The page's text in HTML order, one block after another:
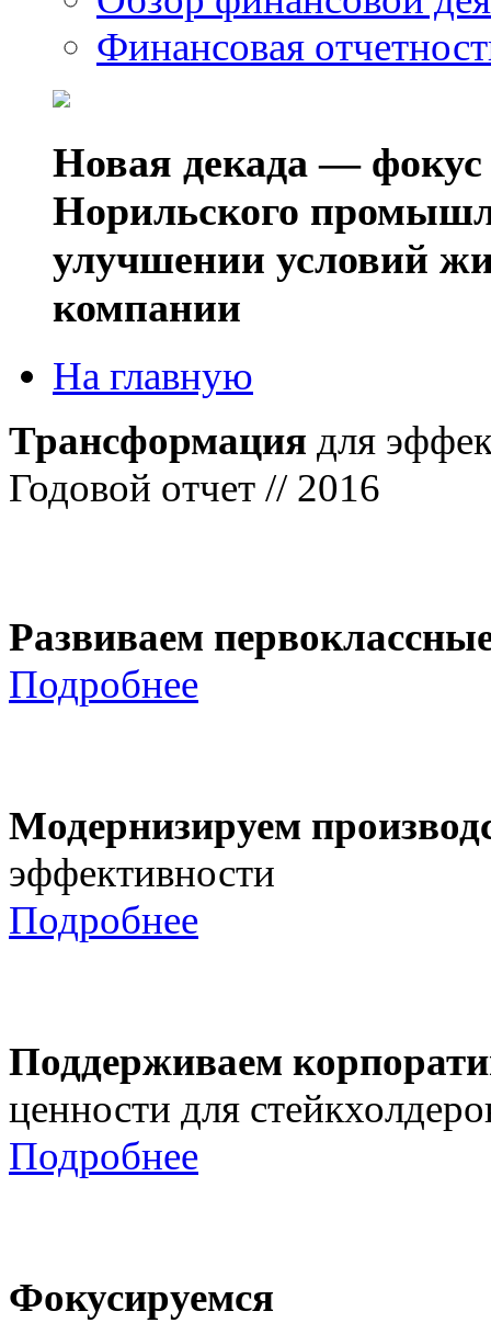
Финансовая
Новая декада — фокус
Норильского
улучшении условий
компании
На главную
Трансформация для
Годовой отчет // 2016
Развиваем
Подробнее
Модернизируем
эффективности
Подробнее
Поддерживаем
ценности для
Подробнее
Фокусируемся